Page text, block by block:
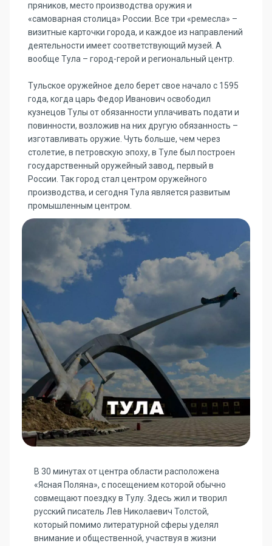
пряников, место производства оружия и
«самоварная столица» России. Все три «ремесла» –
визитные карточки города, и каждое из направлений
деятельности имеет соответствующий музей. А
вообще Тула – город-герой и региональный центр.
Тульское оружейное дело берет свое начало с 1595
года, когда царь Федор Иванович освободил
кузнецов Тулы от обязанности уплачивать подати и
повинности, возложив на них другую обязанность –
изготавливать оружие. Чуть больше, чем через
столетие, в петровскую эпоху, в Туле был построен
государственный оружейный завод, первый в
России. Так город стал центром оружейного
производства, и сегодня Тула является развитым
промышленным центром.
В 30 минутах от центра области расположена
«Ясная Поляна», с посещением которой обычно
совмещают поездку в Тулу. Здесь жил и творил
русский писатель Лев Николаевич Толстой,
который помимо литературной сферы уделял
внимание и общественной, участвуя в жизни